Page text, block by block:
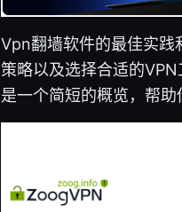
Vpn翻墙软件的最佳实践
策略以及选择合适的
是一个简短的概览，帮助